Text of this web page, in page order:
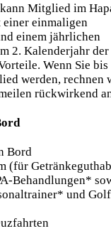
Mitglied im
einmaligen
einem jährlichen
2. Kalenderjahr der
Wenn Sie bis
werden, rechnen
rückwirkend
Bord
(für
Behandlungen*
und